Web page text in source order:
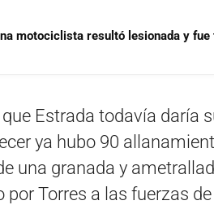
motociclista resultó lesionada y fue
Estrada todavía daría
ya hubo 90
una granada y
Torres a las fuerzas